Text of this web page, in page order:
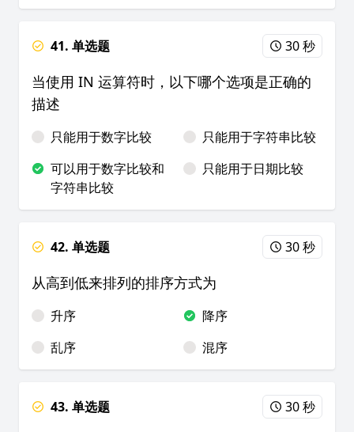
41. 单选题 30 秒
当使用 IN 运算符时，以下哪个选项是正确的
描述
只能用于数字比较
只能用于字符串比较
可以用于数字比较和
字符串比较
只能用于日期比较
42. 单选题 30 秒
从高到低来排列的排序方式为
升序
降序
乱序
混序
43. 单选题 30 秒